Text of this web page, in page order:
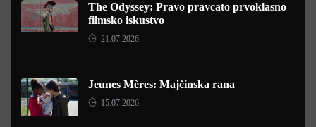
The Odyssey: Pravo pravcato prvoklasno
filmsko iskustvo
21.07.2026.
Jeunes Mères: Majčinska rana
15.07.2026.